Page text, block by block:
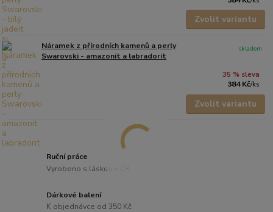
Zvolit variantu
Náramek z přírodních kamenů a perly
Swarovski - amazonit a labradorit
35 % sleva
384 Kč/ks
skladem
Zvolit variantu
Ruční práce
Vyrobeno s láskou v ČR
Dárkové balení
K objednávce od 350 Kč